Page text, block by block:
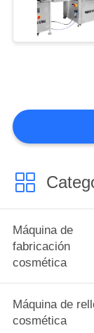
Máquina de
fabricación
cosmética
Máquina de
cosmética